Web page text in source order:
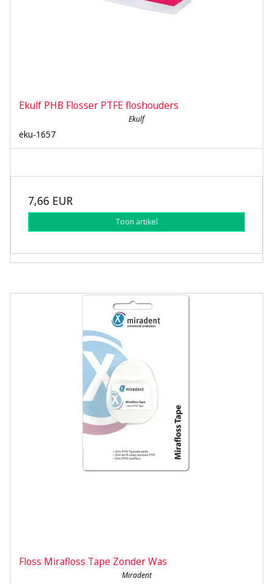
Ekulf PHB Flosser PTFE floshouders
Ekulf
eku-1657
7,66 EUR
Toon artikel
Floss Mirafloss Tape Zonder Was
Miradent